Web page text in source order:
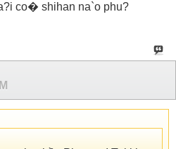
co� shihan na`o phu?